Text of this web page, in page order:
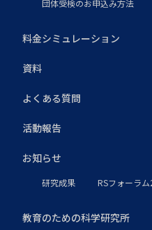
団体受検のお申込み方法
料金シミュレーション
資料
よくある質問
活動報告
お知らせ
研究成果 RSフォーラ
教育のための科学研究所